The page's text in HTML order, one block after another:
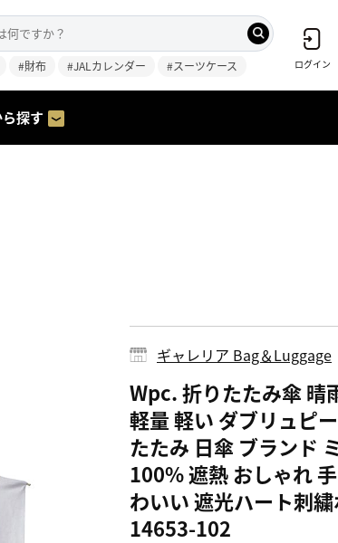
#財布 #JALカレンダー #スーツケース ログイン
探す
ギャレリア Bag＆Luggage
Wpc. 折りたたみ傘 晴
軽量 軽い ダブリュピ
たたみ 日傘 ブランド
100% 遮熱 おしゃれ
わいい 遮光ハート刺
14653-102